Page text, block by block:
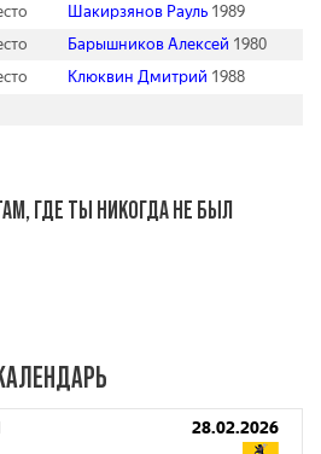
Шакирзянов Рауль 1989
Барышников Алексей 1980
Клюквин Дмитрий 1988
ГДЕ ТЫ НИКОГДА НЕ БЫЛ
28.02.2026